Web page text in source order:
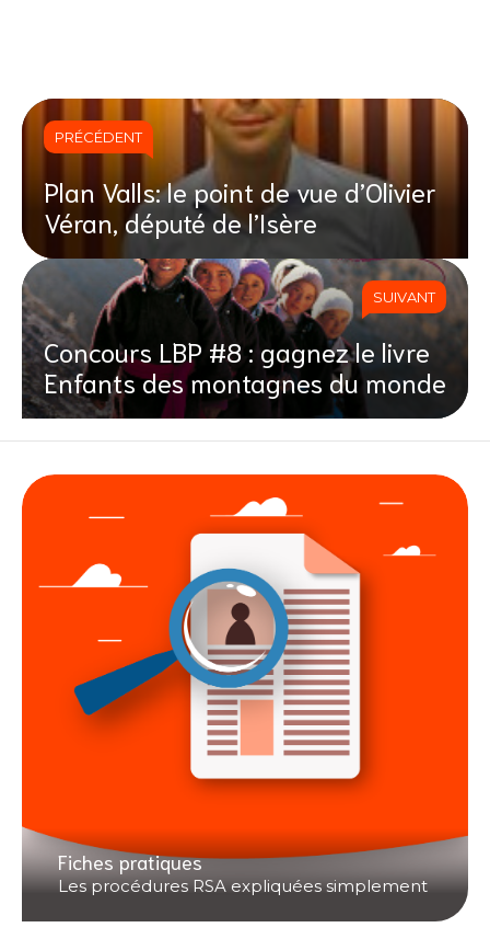
PRÉCÉDENT
Plan Valls: le point de vue d’Olivier
Véran, député de l’Isère
SUIVANT
Concours LBP #8 : gagnez le livre
Enfants des montagnes du monde
Fiches pratiques
Les procédures RSA expliquées simplement